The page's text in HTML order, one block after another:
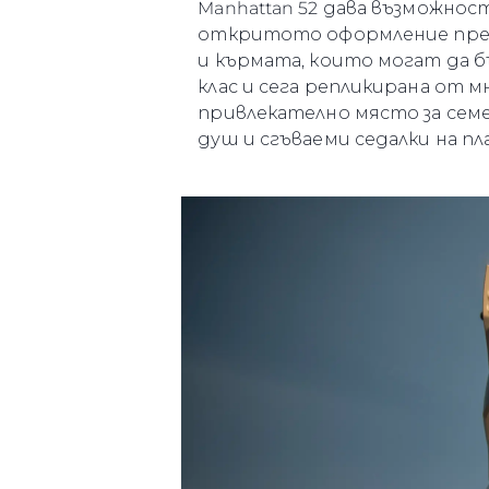
Manhattan 52 дава
откритото оформление
и кърмата, които могат да
клас и сега репликирана от
привлекателно място за
душ и сгъваеми седалки на